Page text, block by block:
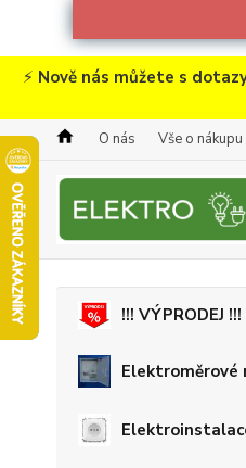
⚡ Nově nás můžete s
O nás Vše o nákupu
!!! VÝPRODEJ !!!
Elektroměrové